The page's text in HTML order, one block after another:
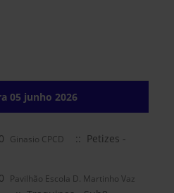
05 junho 2026
Ginasio CPCD
:: Petizes -
Pavilhão Escola D. Martinho Vaz